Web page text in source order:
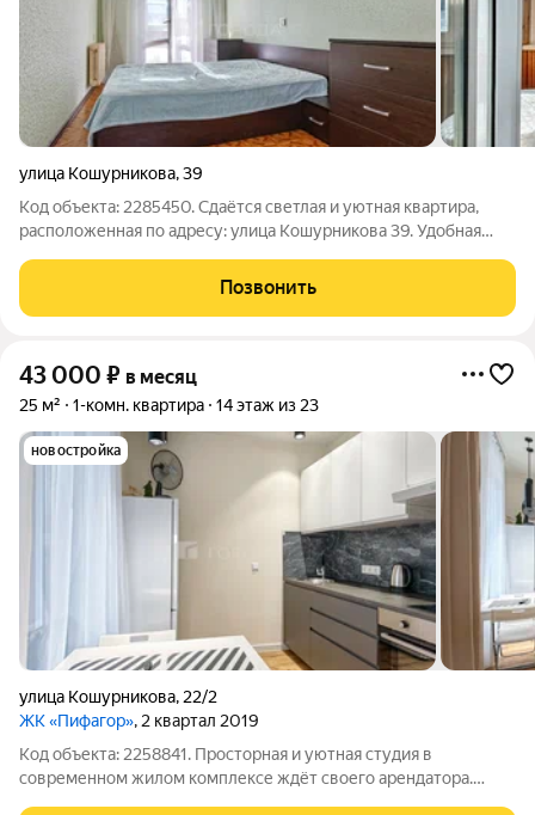
улица Кошурникова,39
Код объекта: 2285450. Сдаётся светлая и уютная квартира,
расположенная по адресу: улица Кошурникова 39. Удобная
для пешеходов. В доступной близости большое количество
разнообразных
Позвонить
43 000 ₽ в месяц
25 м² 1-комн. квартира 14 этаж из 23
новостройка
улица Кошурникова, 22/2
ЖК «Пифагор», 2 квартал 2019
Код объекта: 2258841. Просторная и уютная студия в
современном жилом комплексе ждёт своего арендатора.